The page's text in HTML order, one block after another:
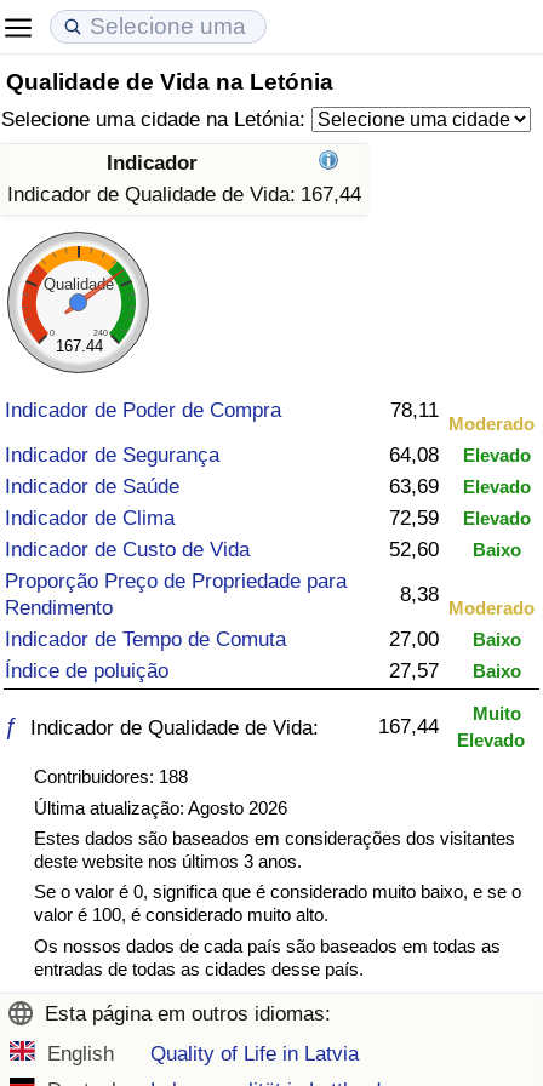
Qualidade de Vida na Letónia
Selecione uma cidade na Letónia:
Indicador
Indicador de Qualidade de Vida: 167,44
Qualidade
0 240
167.44
Indicador de Poder de Compra 78,11
Moderado
Indicador de Segurança 64,08 Elevado
Indicador de Saúde 63,69 Elevado
Indicador de Clima 72,59 Elevado
Indicador de Custo de Vida 52,60 Baixo
Proporção Preço de Propriedade para
Rendimento
8,38
Moderado
Indicador de Tempo de Comuta 27,00 Baixo
Índice de poluição 27,57 Baixo
ƒ Indicador de Qualidade de Vida: 167,44
Muito
Elevado
Contribuidores: 188
Última atualização: Agosto 2026
Estes dados são baseados em considerações dos visitantes
deste website nos últimos 3 anos.
Se o valor é 0, significa que é considerado muito baixo, e se o
valor é 100, é considerado muito alto.
Os nossos dados de cada país são baseados em todas as
entradas de todas as cidades desse país.
Esta página em outros idiomas:
English
Quality of Life in Latvia
Custo de Vida
Indicador de Custo de Vida (Atual)
Indicador de Custo de Vida
Indicador de Custo de Vida Por País
em Aqaba
Preços de Imóveis
Indicador de Preços de Imóveis (Atual)
Indicador de Preços de Imóveis
Indicador de Preços de Imóveis por País
Qualidade de Vida
Indicador de Qualidade de Vida
Indicador de Qualidade de Vida (Atual)
Índice de qualidade de vida por país
Crime
Taxa do Indicador de Crime (Atual)
Indicador de Crime
Índice de criminalidade por país
Saúde
Indicador de Saúde (Atual)
Indicador de Saúde por País
Poluição
Indicador de Poluição (Atual)
Índice de poluição
Indicador de Poluição por País
Trânsito